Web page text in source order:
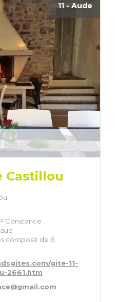
11 - Aude
Castillou
Constance
composé de 6
gite-11-
2661.htm